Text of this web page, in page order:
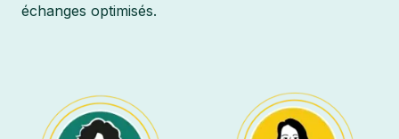
échanges optimisés.